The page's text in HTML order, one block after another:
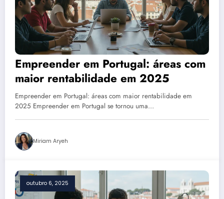
Empreender em Portugal: áreas com
maior rentabilidade em 2025
Empreender em Portugal: áreas com maior rentabilidade em
2025 Empreender em Portugal se tornou uma…
Miriam Aryeh
outubro 6, 2025